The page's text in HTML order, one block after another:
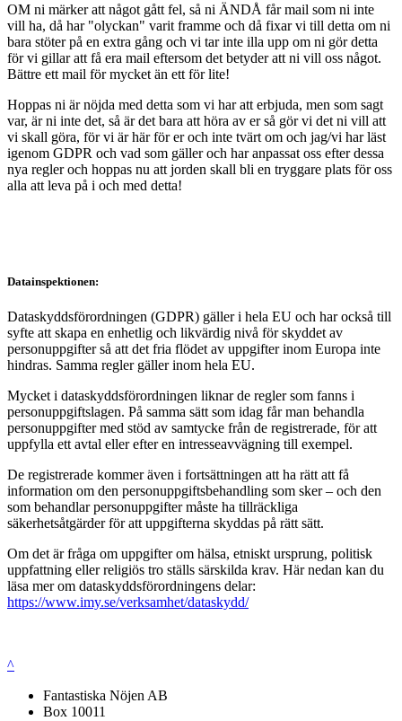
OM ni märker att något gått fel, så ni ÄNDÅ får mail som ni inte
vill ha, då har "olyckan" varit framme och då fixar vi till detta om ni
bara stöter på en extra gång och vi tar inte illa upp om ni gör detta
för vi gillar att få era mail eftersom det betyder att ni vill oss något.
Bättre ett mail för mycket än ett för lite!
Hoppas ni är nöjda med detta som vi har att erbjuda, men som sagt
var, är ni inte det, så är det bara att höra av er så gör vi det ni vill att
vi skall göra, för vi är här för er och inte tvärt om och jag/vi har läst
igenom GDPR och vad som gäller och har anpassat oss efter dessa
nya regler och hoppas nu att jorden skall bli en tryggare plats för oss
alla att leva på i och med detta!
Datainspektionen:
Dataskyddsförordningen (GDPR) gäller i hela EU och har också till
syfte att skapa en enhetlig och likvärdig nivå för skyddet av
personuppgifter så att det fria flödet av uppgifter inom Europa inte
hindras. Samma regler gäller inom hela EU.
Mycket i dataskyddsförordningen liknar de regler som fanns i
personuppgiftslagen. På samma sätt som idag får man behandla
personuppgifter med stöd av samtycke från de registrerade, för att
uppfylla ett avtal eller efter en intresseavvägning till exempel.
De registrerade kommer även i fortsättningen att ha rätt att få
information om den personuppgiftsbehandling som sker – och den
som behandlar personuppgifter måste ha tillräckliga
säkerhetsåtgärder för att uppgifterna skyddas på rätt sätt.
Om det är fråga om uppgifter om hälsa, etniskt ursprung, politisk
uppfattning eller religiös tro ställs särskilda krav. Här nedan kan du
läsa mer om dataskyddsförordningens delar:
https://www.imy.se/verksamhet/dataskydd/
^
Fantastiska Nöjen AB
Box 10011